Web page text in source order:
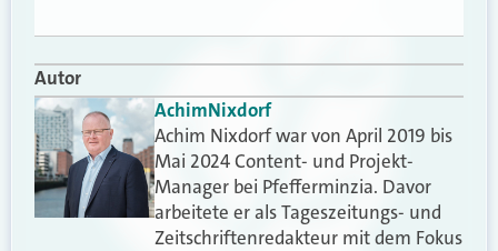
Autor
AchimNixdorf
Achim Nixdorf war von April 2019 bis
Mai 2024 Content- und Projekt-
Manager bei Pfefferminzia. Davor
arbeitete er als Tageszeitungs- und
Zeitschriftenredakteur mit dem Fokus